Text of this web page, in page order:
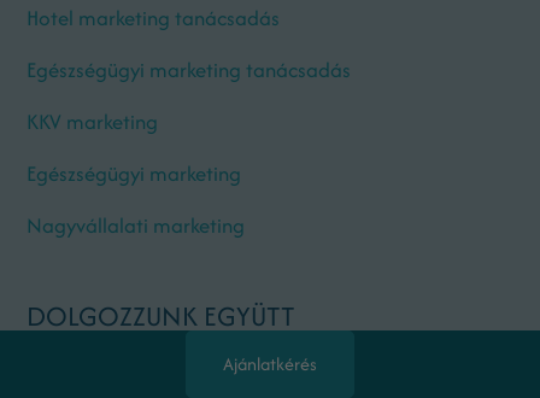
Hotel marketing tanácsadás
Egészségügyi marketing tanácsadás
KKV marketing
Egészségügyi marketing
Nagyvállalati marketing
DOLGOZZUNK EGYÜTT
Ajánlatkérés